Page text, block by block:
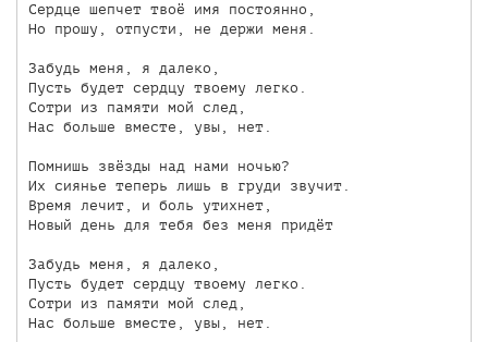
Сердце шепчет твоё имя постоянно,
Но прошу, отпусти, не держи меня.
Забудь меня, я далеко,
Пусть будет сердцу твоему легко.
Сотри из памяти мой след,
Нас больше вместе, увы, нет.
Помнишь звёзды над нами ночью?
Их сиянье теперь лишь в груди звучит.
Время лечит, и боль утихнет,
Новый день для тебя без меня придëт
Забудь меня, я далеко,
Пусть будет сердцу твоему легко.
Сотри из памяти мой след,
Нас больше вместе, увы, нет.